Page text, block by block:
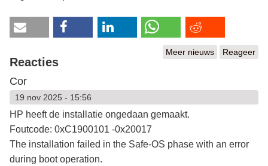
Meer nieuws Reageer
Reacties
Cor
19 nov 2025 - 15:56
HP heeft de installatie ongedaan gemaakt.
Foutcode: 0xC1900101 -0x20017
The installation failed in the Safe-OS phase with an error
during boot operation.